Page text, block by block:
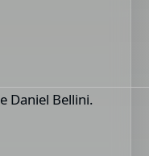
Daniel Bellini.